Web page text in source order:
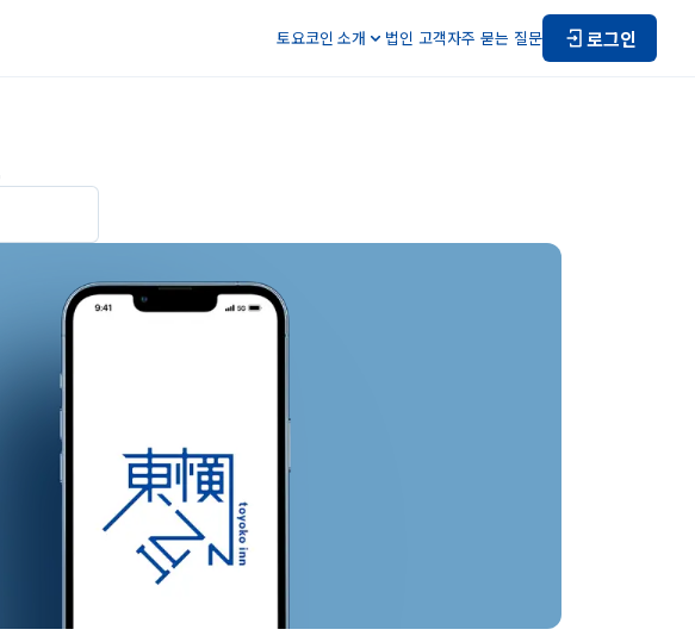
토요코인 소개 법인 고객자주 묻는 질문 로그인